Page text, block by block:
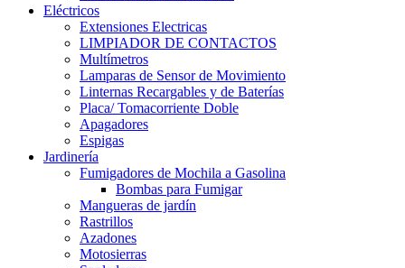
Eléctricos
Extensiones Electricas
LIMPIADOR DE CONTACTOS
Multímetros
Lamparas de Sensor de Movimiento
Linternas Recargables y de Baterías
Placa/ Tomacorriente Doble
Apagadores
Espigas
Jardinería
Fumigadores de Mochila a Gasolina
Bombas para Fumigar
Mangueras de jardín
Rastrillos
Azadones
Motosierras